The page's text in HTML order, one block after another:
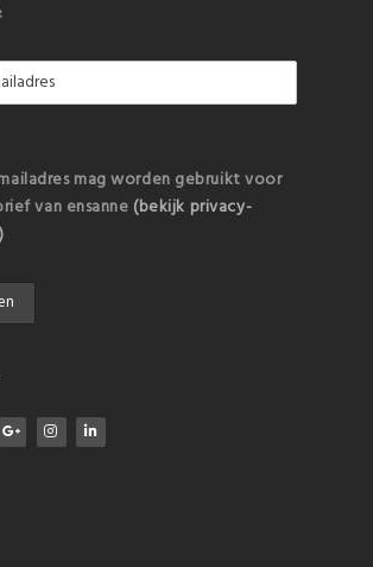
mag worden gebruikt voor
van ensanne (bekijk privacy-